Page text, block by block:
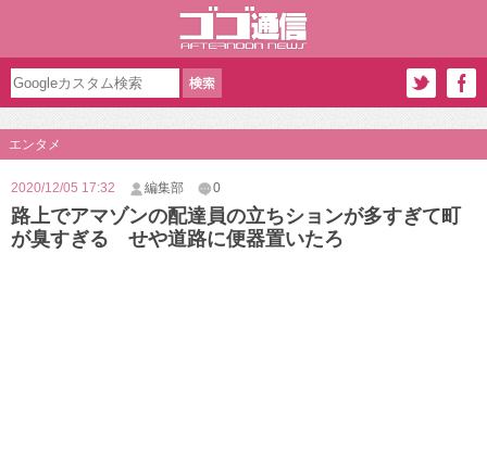
エンタメ
2020/12/05 17:32 編集部 0
路上でアマゾンの配達員の立ちションが多すぎて町
が臭すぎる せや道路に便器置いたろ